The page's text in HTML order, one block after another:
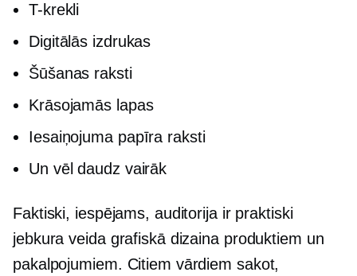
T-krekli
Digitālās izdrukas
Šūšanas raksti
Krāsojamās lapas
Iesaiņojuma papīra raksti
Un vēl daudz vairāk
Faktiski, iespējams, auditorija ir praktiski
jebkura veida grafiskā dizaina produktiem un
pakalpojumiem. Citiem vārdiem sakot,